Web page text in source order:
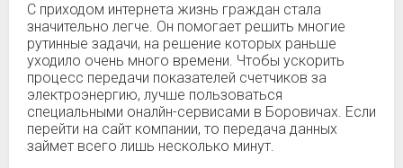
С приходом интернета жизнь граждан стала
значительно легче. Он помогает решить многие
рутинные задачи, на решение которых раньше
уходило очень много времени. Чтобы ускорить
процесс передачи показателей счетчиков за
электроэнергию, лучше пользоваться
специальными оналйн-сервисами в Боровичах. Если
перейти на сайт компании, то передача данных
займет всего лишь несколько минут.